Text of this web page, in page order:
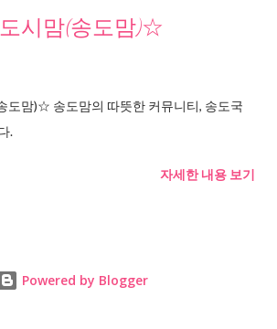
시맘(송도맘)☆
도맘)☆ 송도맘의 따뜻한 커뮤니티, 송도국
.
자세한 내용 보기
Powered by Blogger